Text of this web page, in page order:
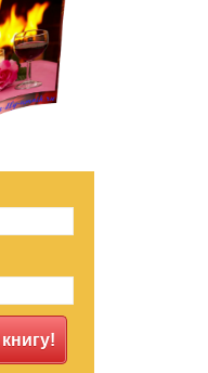
Заберите книгу!